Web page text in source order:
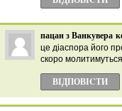
пацан з Ванкувера
це діаспора його
скоро
ВІДПОВІCТИ